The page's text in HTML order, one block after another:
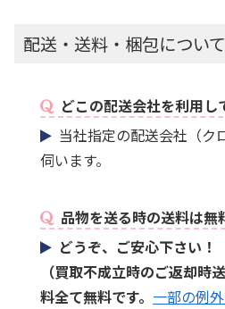
配送・送料・梱包について
どこの配送会社を利用し
当社指定の配送会社（ク
伺います。
品物を送る時の送料は無
どうぞ、ご安心下さい
（買取不成立時のご返却時
料全て無料です。 一部の例